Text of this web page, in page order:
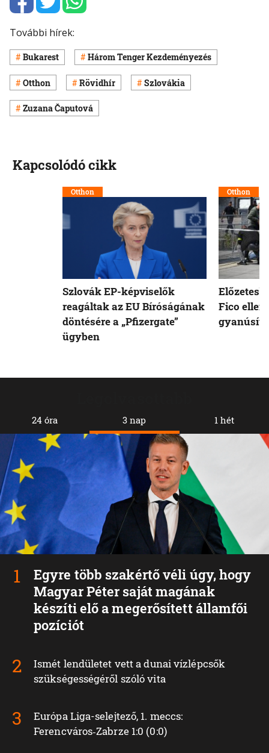
További hírek:
Bukarest Három Tenger Kezdeményezés
Otthon Rövidhír Szlovákia
Zuzana Čaputová
24 óra 3 nap
Egyre több szakértő véli úgy, hogy
Magyar Péter saját magának
készíti elő a megerősített államfői
pozíciót
Ismét lendületet vett a dunai vízlépcsők
szükségességéről szóló vita
Európa Liga-selejtező, 1. meccs:
Ferencváros‑Zabrze 1:0 (0:0)
1 hét
Kapcsolódó cikk
Otthon
Szlovák EP-képviselők
reagáltak az EU Bíróságának
döntésére a „Pfizergate”
ügyben
Otthon
Fico